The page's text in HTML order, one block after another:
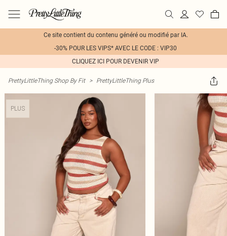
Ce site contient du contenu généré ou modifié par IA.
-30% POUR LES VIPS* AVEC LE CODE : VIP30
CLIQUEZ ICI POUR DEVENIR VIP
PrettyLittleThing Shop By Fit > PrettyLittleThing Plus
PLUS